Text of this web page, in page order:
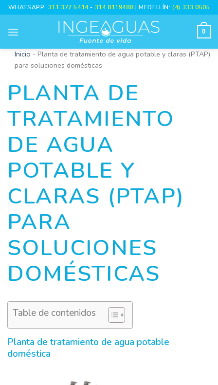
Skip
to
content
WHATSAPP: 311 377 5414- 314 8119488 | MEDELLÍN:(4) 333 0505
0
Inicio - Planta de tratamiento de agua potable y claras (PTAP)
para soluciones domésticas
PLANTA DE
TRATAMIENTO
DE AGUA
POTABLE Y
CLARAS (PTAP)
PARA
SOLUCIONES
DOMÉSTICAS
Table de contenidos
Planta de tratamiento de agua potable
doméstica